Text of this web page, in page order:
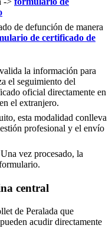
de defunción de manera
de certificado de
la información para
el seguimiento del
oficial directamente en
el extranjero.
esta modalidad conlleva
profesional y el envío
Una vez procesado, la
central
de Peralada que
acudir directamente